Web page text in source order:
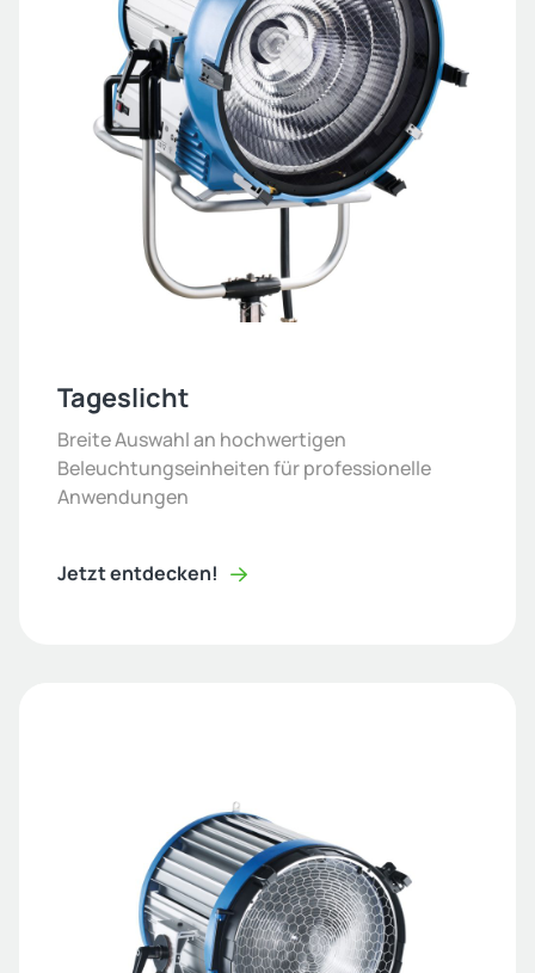
Tageslicht
Breite Auswahl an hochwertigen
Beleuchtungseinheiten für professionelle
Anwendungen
Jetzt entdecken!